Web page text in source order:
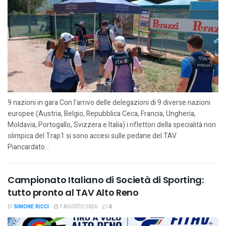
9 nazioni in gara Con l’arrivo delle delegazioni di 9 diverse nazioni
europee (Austria, Belgio, Repubblica Ceca, Francia, Ungheria,
Moldavia, Portogallo, Svizzera e Italia) i riflettori della specialità non
olimpica del Trap1 si sono accesi sulle pedane del TAV
Piancardato...
Campionato Italiano di Società di Sporting:
tutto pronto al TAV Alto Reno
DI SIMONE RICCI 7 AGOSTO 2026 0